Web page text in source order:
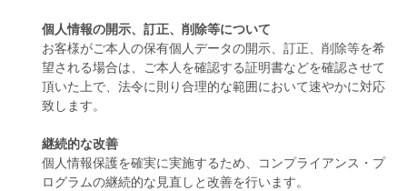
個人情報の開示、訂正、削除等について
お客様がご本人の保有個人データの開示、訂正、削除等を希
望される場合は、ご本人を確認する証明書などを確認させて
頂いた上で、法令に則り合理的な範囲において速やかに対応
致します。
継続的な改善
個人情報保護を確実に実施するため、コンプライアンス・プ
ログラムの継続的な見直しと改善を行います。